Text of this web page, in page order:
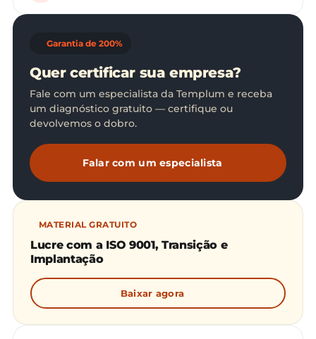
Garantia de 200%
Quer certificar sua empresa?
Fale com um especialista da Templum e receba
um diagnóstico gratuito — certifique ou
devolvemos o dobro.
Falar com um especialista
MATERIAL GRATUITO
Lucre com a ISO 9001, Transição e
Implantação
Baixar agora